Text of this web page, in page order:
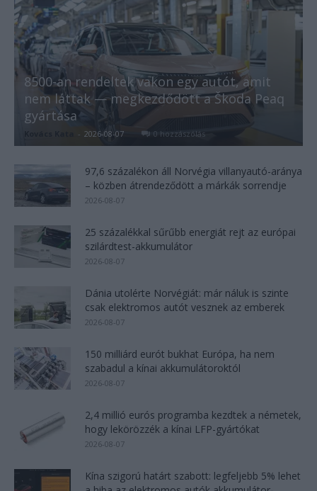
8500-an rendeltek vakon egy autót, amit
nem láttak — megkezdődött a Škoda Peaq
gyártása
- 2026-08-07 0 hozzászólás
97,6 százalékon áll Norvégia villanyautó-aránya
– közben átrendeződött a márkák sorrendje
2026-08-07
25 százalékkal sűrűbb energiát rejt az európai
szilárdtest-akkumulátor
2026-08-07
Dánia utolérte Norvégiát: már náluk is szinte
csak elektromos autót vesznek az emberek
2026-08-07
150 milliárd eurót bukhat Európa, ha nem
szabadul a kínai akkumulátoroktól
2026-08-07
2,4 millió eurós programba kezdtek a németek,
hogy lekörözzék a kínai LFP-gyártókat
2026-08-07
Kína szigorú határt szabott: legfeljebb 5% lehet